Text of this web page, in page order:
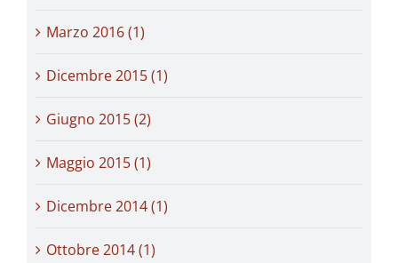
Marzo 2016 (1)
Dicembre 2015 (1)
Giugno 2015 (2)
Maggio 2015 (1)
Dicembre 2014 (1)
Ottobre 2014 (1)